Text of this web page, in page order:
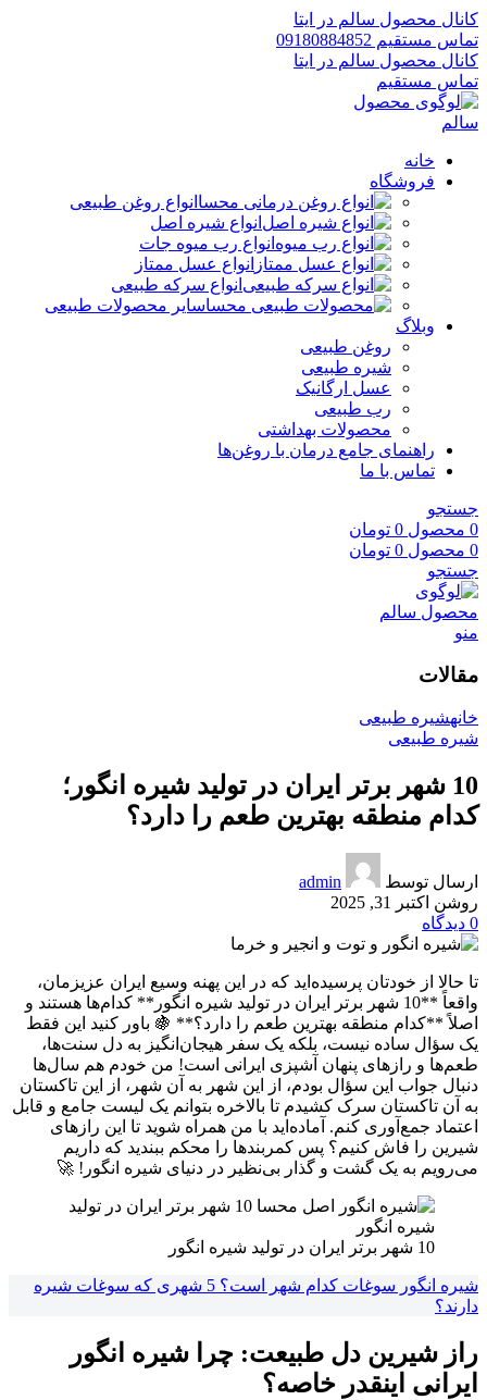
کانال محصول سالم در ایتا
تماس مستقیم 09180884852
کانال محصول سالم در ایتا
تماس مستقیم
خانه
فروشگاه
انواع روغن طبیعی
انواع شیره اصل
انواع رب میوه جات
انواع عسل ممتاز
انواع سرکه طبیعی
سایر محصولات طبیعی
وبلاگ
روغن طبیعی
شیره طبیعی
عسل ارگانیک
رب طبیعی
محصولات بهداشتی
راهنمای جامع درمان با روغن‌ها
تماس با ما
جستجو
0 محصول 0 تومان
0 محصول 0 تومان
جستجو
منو
مقالات
خانهشیره طبیعی
شیره طبیعی
10 شهر برتر ایران در تولید شیره انگور؛
کدام منطقه بهترین طعم را دارد؟
ارسال توسط
admin
روشن اکتبر 31, 2025
0 دیدگاه
تا حالا از خودتان پرسیده‌اید که در این پهنه وسیع ایران عزیزمان،
واقعاً **10 شهر برتر ایران در تولید شیره انگور** کدام‌ها هستند و
اصلاً **کدام منطقه بهترین طعم را دارد؟** 🍇 باور کنید این فقط
یک سؤال ساده نیست، بلکه یک سفر هیجان‌انگیز به دل سنت‌ها،
طعم‌ها و رازهای پنهان آشپزی ایرانی است! من خودم هم سال‌ها
دنبال جواب این سؤال بودم، از این شهر به آن شهر، از این تاکستان
به آن تاکستان سرک کشیدم تا بالاخره بتوانم یک لیست جامع و قابل
اعتماد جمع‌آوری کنم. آماده‌اید با من همراه شوید تا این رازهای
شیرین را فاش کنیم؟ پس کمربندها را محکم ببندید که داریم
می‌رویم به یک گشت و گذار بی‌نظیر در دنیای شیره انگور! 🚀
10 شهر برتر ایران در تولید شیره انگور
شیره انگور سوغات کدام شهر است؟ 5 شهری که سوغات شیره
دارند؟
راز شیرین دل طبیعت: چرا شیره انگور
ایرانی اینقدر خاصه؟